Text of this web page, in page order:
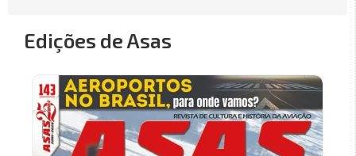
Edições de Asas